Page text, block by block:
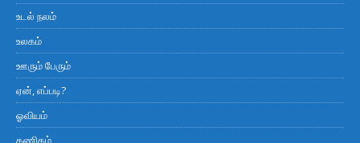
உடல் நலம்
உலகம்
ஊரும் பேரும்
ஏன், எப்படி?
ஓவியம்
கணிதம்